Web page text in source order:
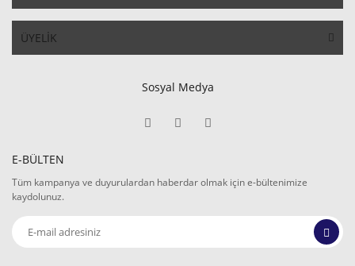
ÜYELİK
Sosyal Medya
E-BÜLTEN
Tüm kampanya ve duyurulardan haberdar olmak için e-bültenimize
kaydolunuz.